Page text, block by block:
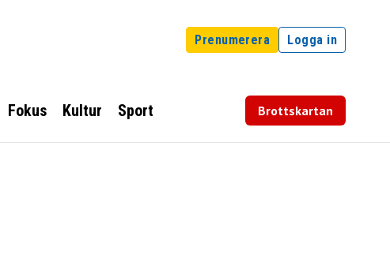
Prenumerera Logga in
Fokus Kultur Sport Brottskartan